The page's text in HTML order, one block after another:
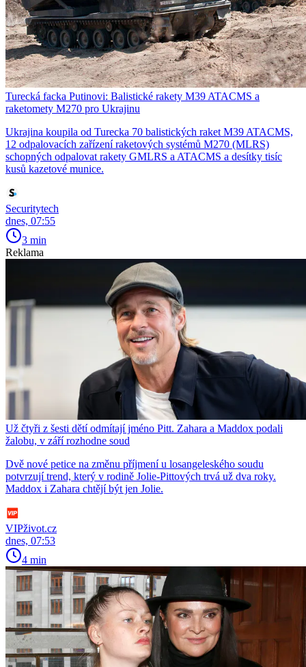
Turecká facka Putinovi: Balistické rakety M39 ATACMS a
raketomety M270 pro Ukrajinu
Ukrajina koupila od Turecka 70 balistických raket M39 ATACMS,
12 odpalovacích zařízení raketových systémů M270 (MLRS)
schopných odpalovat rakety GMLRS a ATACMS a desítky tisíc
kusů kazetové munice.
Securitytech
dnes, 07:55
3 min
Reklama
Už čtyři z šesti dětí odmítají jméno Pitt. Zahara a Maddox podali
žalobu, v září rozhodne soud
Dvě nové petice na změnu příjmení u losangeleského soudu
potvrzují trend, který v rodině Jolie-Pittových trvá už dva roky.
Maddox i Zahara chtějí být jen Jolie.
VIPživot.cz
dnes, 07:53
4 min